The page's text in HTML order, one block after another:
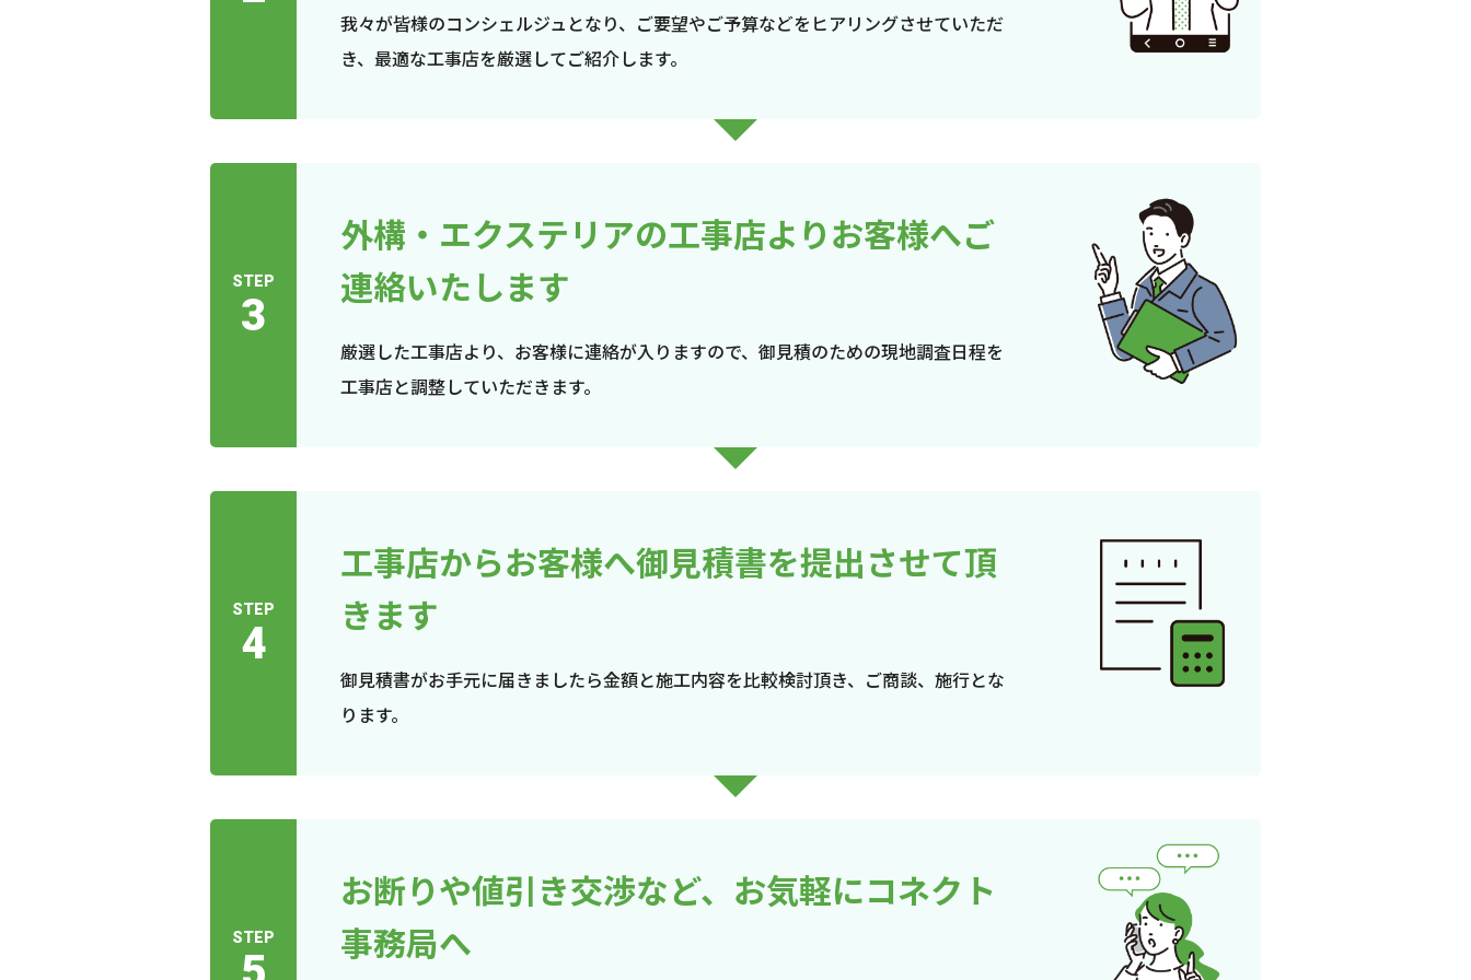
我々が皆様のコンシェルジュとなり、ご要望やご予算などをヒアリングさせていただ
き、最適な工事店を厳選してご紹介します。
STEP
3
外構・エクステリアの工事店よりお客様へご
連絡いたします
厳選した工事店より、お客様に連絡が入りますので、御見積のための現地調査日程を
工事店と調整していただきます。
STEP
4
工事店からお客様へ御見積書を提出させて頂
きます
御見積書がお手元に届きましたら金額と施工内容を比較検討頂き、ご商談、施行とな
ります。
STEP
お断りや値引き交渉など、お気軽にコネクト
事務局へ